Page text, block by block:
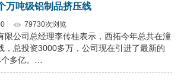
万吨级铝制品挤压线
79730次浏览
限公司总经理李传桂表示，西拓今年总共在潼
，总投资3000多万，公司现在引进了最新的
多亿。…